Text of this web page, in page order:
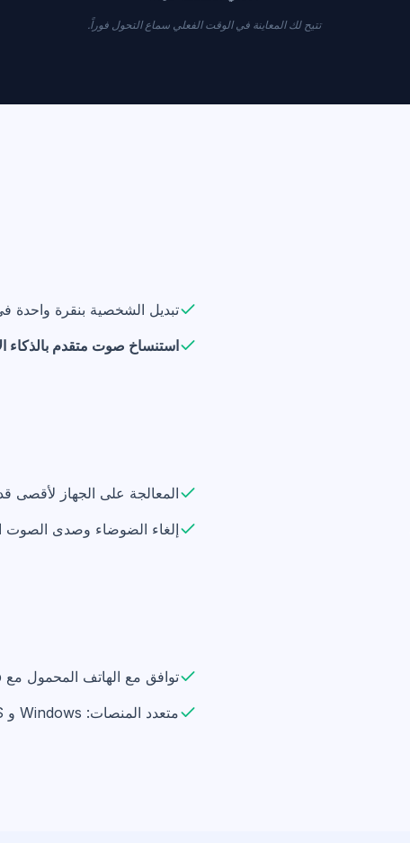
تتيح لك المعاينة في الوقت الفعلي سماع التحول فوراً.
تبديل الشخصية بنقرة واحدة
استنساخ صوت متقدم بالذكاء
المعالجة على الجهاز لأقصى
إلغاء الضوضاء وصدى الصوت
توافق مع الهاتف المحمول مع WhatsApp و Telegram
متعدد المنصات: Windows و macOS و iOS و Android